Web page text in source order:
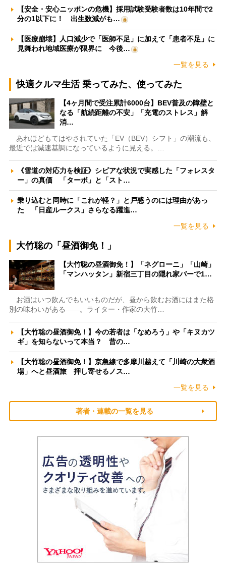
【安全・安心ニッポンの危機】採用試験受験者数は10年間で2
分の1以下に！ 出生数減がも…
【医療崩壊】人口減少で「医師不足」に加えて「患者不足」に
見舞われ地域医療が限界に 今後…
一覧を見る
快適クルマ生活 乗ってみた、使ってみた
【4ヶ月間で受注累計6000台】BEV普及の障壁と
なる「航続距離の不安」「充電のストレス」解
消…
あれほどもてはやされていた「EV（BEV）シフト」の潮流も、
最近では減速基調になっているように見える。…
《雪道の対応力を検証》シビアな状況で実感した「フォレスタ
ー」の真価 「ターボ」と「スト…
乗り込むと同時に「これが軽？」と戸惑うのには理由があっ
た 「日産ルークス」さらなる躍進…
一覧を見る
大竹聡の「昼酒御免！」
【大竹聡の昼酒御免！】「ネグローニ」「山崎」
「マンハッタン」新宿三丁目の隠れ家バーで1…
お酒はいつ飲んでもいいものだが、昼から飲むお酒にはまた格
別の味わいがある――。ライター・作家の大竹…
【大竹聡の昼酒御免！】今の若者は「なめろう」や「キヌカツ
ギ」を知らないって本当？ 昔の…
【大竹聡の昼酒御免！】京急線で多摩川越えて「川崎の大衆酒
場」へと昼酒旅 押し寄せるノス…
一覧を見る
著者・連載の一覧を見る